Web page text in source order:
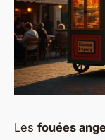
Les fouées